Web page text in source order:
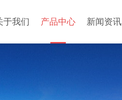
于我们 产品中心 新闻资讯